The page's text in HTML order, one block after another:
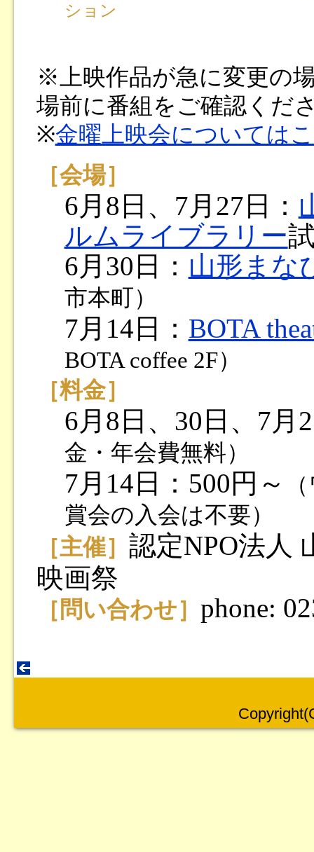
ション
※上映作品が急に変更の
場前に番組をご確認くだ
※金曜上映会については
［会場］
6月8日、7月27日：
ルムライブラリー
6月30日： 山形まな
市本町）
7月14日： BOTA
BOTA coffee 2F）
［料金］
6月8日、30日、7月
金・年会費無料）
7月14日：500円～
賞会の入会は不要）
［主催］ 認定NPO法人
映画祭
［問い合わせ］ phone: